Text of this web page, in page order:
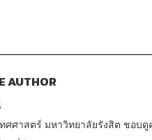
AUTHOR
ศศาสตร์ มหาวิทยาลัยรังสิต ชอบ